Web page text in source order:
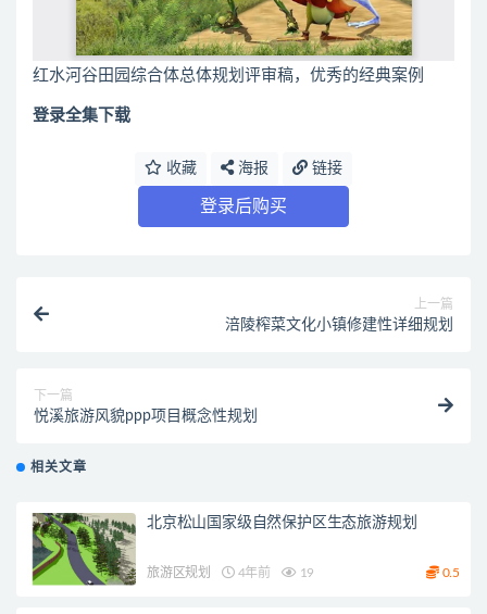
红水河谷田园综合体总体规划评审稿，优秀的经典案例
登录全集下载
收藏 海报 链接
登录后购买
上一篇
涪陵榨菜文化小镇修建性详细规划
下一篇
悦溪旅游风貌ppp项目概念性规划
相关文章
北京松山国家级自然保护区生态旅游规划
旅游区规划 4年前 19 0.5